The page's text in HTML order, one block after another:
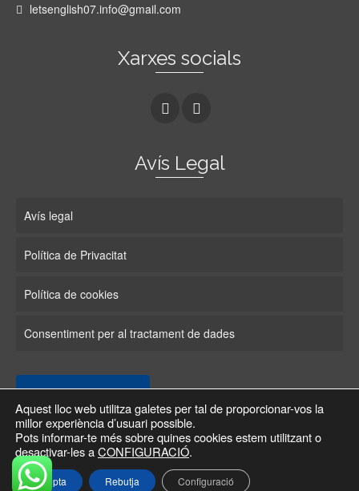
letsenglish07.info@gmail.com
Xarxes socials
Avís Legal
Avís legal
Política de Privacitat
Política de cookies
Consentiment per al tractament de dades
Política de cookies
© 2026 LET'S ENGLISH!!! Dissenyat per Serveis Actius
Aquest lloc web utilitza galetes per tal de proporcionar-vos la
millor experiència d’usuari possible.
Pots informar-te més sobre quines cookies estem utilitzant o
desactivar-les aCONFIGURACIÓ.
Accepta Rebutja Configuració